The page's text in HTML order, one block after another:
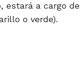
estará a cargo
o verde).